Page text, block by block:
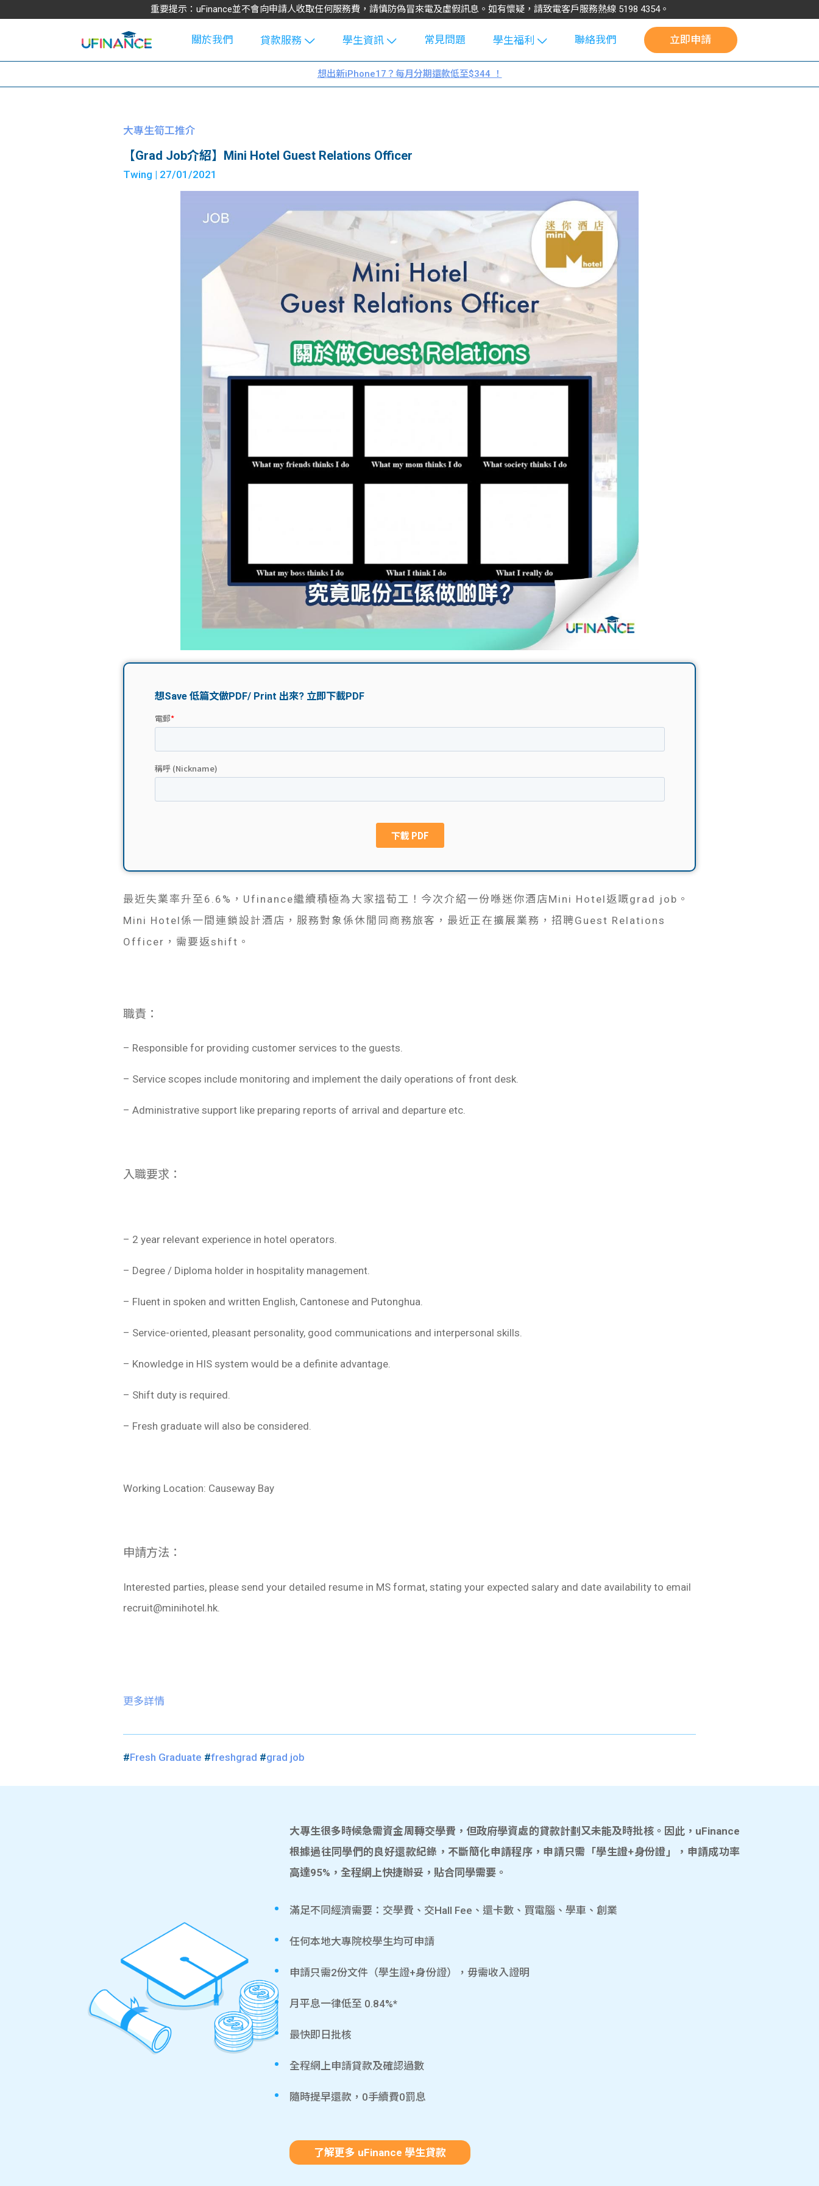
重要提示：uFinance並不會向申請人收取任何服務費，請慎防偽冒來電及虛假訊息。如有懷疑，請致電客戶服務熱線 5198 4354。
關於我們
貸款服務
學生貸款
大學生學費
機
網上私人貸
學生資訊
Blog
大專生筍
Exchang
Guide
Guide
學生貸款
101
常見問題
學生福利
uFinance 校
園贊助
聯絡我們 立即申請
想出新iPhone17？每月分期還款低至$344 ！
大專生筍工推介
【Grad Job介紹】Mini Hotel Guest Relations Officer
Twing | 27/01/2021
最近失業率升至6.6%，Ufinance繼續積極為大家搵荀工！今次介紹一份喺迷你酒店Mini Hotel返嘅grad job。
Mini Hotel係一間連鎖設計酒店，服務對象係休閒同商務旅客，最近正在擴展業務，招聘Guest Relations
Officer，需要返shift。
職責：
– Responsible for providing customer services to the guests.
– Service scopes include monitoring and implement the daily operations of front desk.
– Administrative support like preparing reports of arrival and departure etc.
入職要求：
– 2 year relevant experience in hotel operators.
– Degree / Diploma holder in hospitality management.
– Fluent in spoken and written English, Cantonese and Putonghua.
– Service-oriented, pleasant personality, good communications and interpersonal skills.
– Knowledge in HIS system would be a definite advantage.
– Shift duty is required.
– Fresh graduate will also be considered.
Working Location: Causeway Bay
申請方法：
Interested parties, please send your detailed resume in MS format, stating your expected salary and date availability to email
recruit@minihotel.hk.
更多詳情
#Fresh Graduate #freshgrad #grad job
大專生很多時候急需資金周轉交學費，但政府學資處的貸款計劃又未能及時批核。因此，uFinance
根據過往同學們的良好還款紀錄，不斷簡化申請程序，申請只需「學生證+身份證」，申請成功率
高達95%，全程網上快捷辦妥，貼合同學需要。
滿足不同經濟需要：交學費、交Hall Fee、還卡數、買電腦、學車、創業
任何本地大專院校學生均可申請
申請只需2份文件（學生證+身份證），毋需收入證明
月平息一律低至 0.84%*
最快即日批核
全程網上申請貸款及確認過數
隨時提早還款，0手續費0罰息
了解更多 uFinance 學生貸款